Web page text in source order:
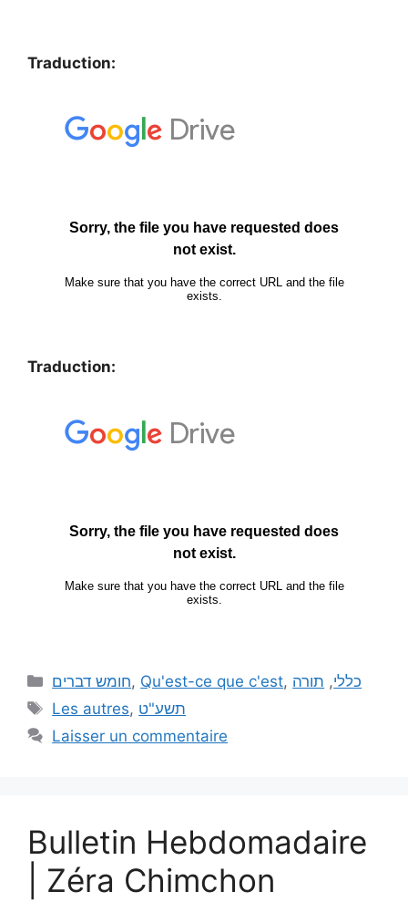
Traduction:
Traduction:
חומש דברים, Qu'est-ce que c'est, כללי, תורה
Les autres, תשע"ט
Laisser un commentaire
Bulletin Hebdomadaire
| Zéra Chimchon